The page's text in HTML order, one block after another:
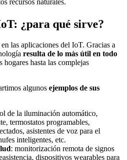
¿para qué sirve?
las aplicaciones del IoT. Gracias a
resulta de lo más útil en todo
hogares hasta las complejas
algunos ejemplos de sus
de la iluminación automático,
termostatos programables,
asistentes de voz para el
inteligentes, etc.
: monitorización remota de signos
dispositivos wearables para